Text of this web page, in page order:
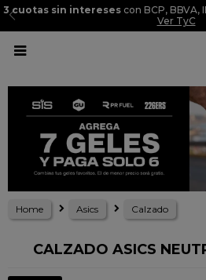
3 cuotas sin intereses con BCP, BBVA,
Ver TyC

Home Asics Calzado
CALZADO ASICS